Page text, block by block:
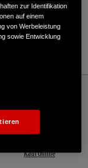
Kauf Online
zur Identifikation
auf einem
von Werbeleistung
sowie Entwicklung